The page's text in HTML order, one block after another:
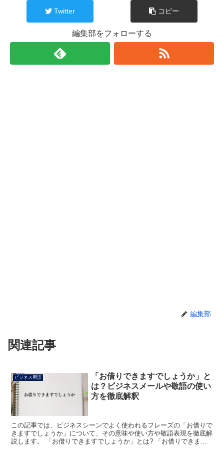
Twitter コピー
編集部をフォローする
編集部
関連記事
ビジネス用語
「お借りできますでしょうか」と
は？ビジネスメールや敬語の使い
方を徹底解釈
この記事では、ビジネスシーンでよく使われるフレーズの「お借りで
きますでしょうか」について、その意味や使い方や敬語表現を徹底解
説します。 「お借りできますでしょうか」とは? 「お借りできます